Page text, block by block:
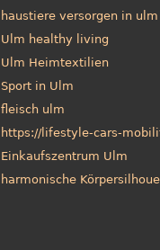
haustiere versorgen in ulm
Ulm healthy living
Ulm Heimtextilien
Sport in Ulm
fleisch ulm
https://lifestyle-cars-
Einkaufszentrum Ulm
harmonische